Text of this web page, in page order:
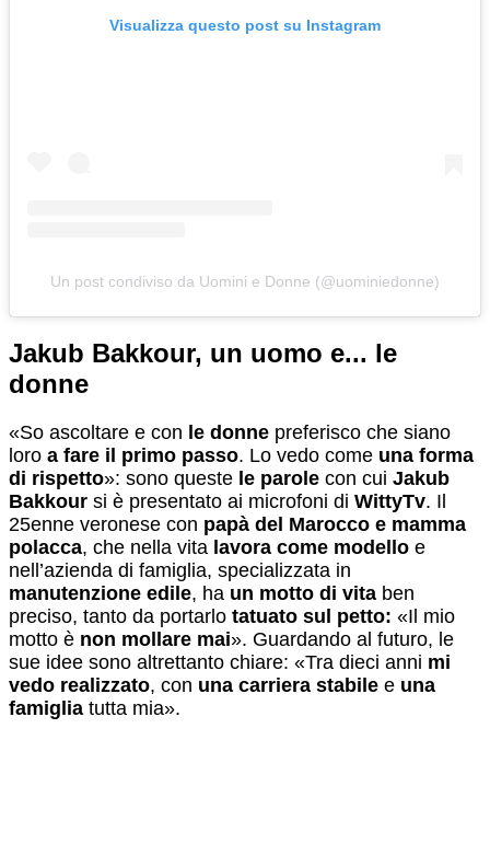
Visualizza questo post su Instagram
Un post condiviso da Uomini e Donne (@uominiedonne)
Jakub Bakkour, un uomo e... le
donne
«So ascoltare e con le donne preferisco che siano
loro a fare il primo passo. Lo vedo come una forma
di rispetto»: sono queste le parole con cui Jakub
Bakkour si è presentato ai microfoni di WittyTv. Il
25enne veronese con papà del Marocco e mamma
polacca, che nella vita lavora come modello e
nell’azienda di famiglia, specializzata in
manutenzione edile, ha un motto di vita ben
preciso, tanto da portarlo tatuato sul petto: «Il mio
motto è non mollare mai». Guardando al futuro, le
sue idee sono altrettanto chiare: «Tra dieci anni mi
vedo realizzato, con una carriera stabile e una
famiglia tutta mia».